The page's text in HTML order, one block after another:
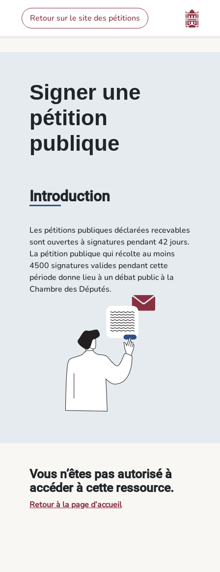
Signer une pétition - Pétitions
Retour sur le site des pétitions
Signer une
pétition
publique
Introduction
Les pétitions publiques déclarées recevables
sont ouvertes à signatures pendant 42 jours.
La pétition publique qui récolte au moins
4500 signatures valides pendant cette
période donne lieu à un débat public à la
Chambre des Députés.
Vous n’êtes pas autorisé à
accéder à cette ressource.
Retour à la page d’accueil